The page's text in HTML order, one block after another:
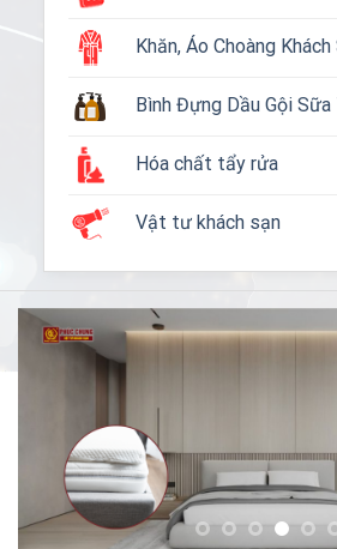
Khăn, Áo Choàng Khách
Bình Đựng Dầu Gội
Hóa chất tẩy rửa
Vật tư khách sạn